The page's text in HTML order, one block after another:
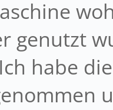
genutzt
habe